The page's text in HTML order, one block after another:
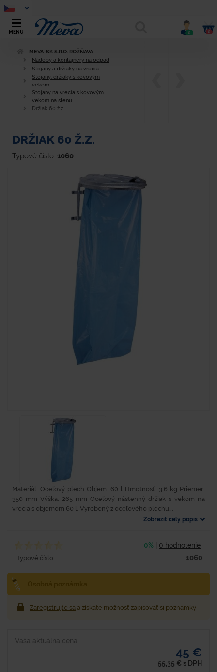
MENU 0 0
MEVA-SK S.R.O. ROŽŇAVA
Nádoby a kontajnery na odpad
Stojany a držiaky na vrecia
Stojany, držiaky s kovovým
vekom
Stojany na vrecia s kovovým
vekom na stenu
Držiak 60 ž.z.
DRŽIAK 60 Ž.Z.
Typové číslo: 1060
Materiál: Oceľový plech Objem: 60 l Hmotnosť: 3,6 kg Priemer:
350 mm Výška: 265 mm Oceľový nástenný držiak s vekom na
vrecia s objemom 60 l. Vyrobený z oceľového plechu...
Zobraziť celý popis
0% 0 hodnotenie
Typové číslo 1060
Zaregistrujte sa a získate možnosť zapisovať si poznámky
Vaša aktuálna cena
45 €
55,35 € s DPH